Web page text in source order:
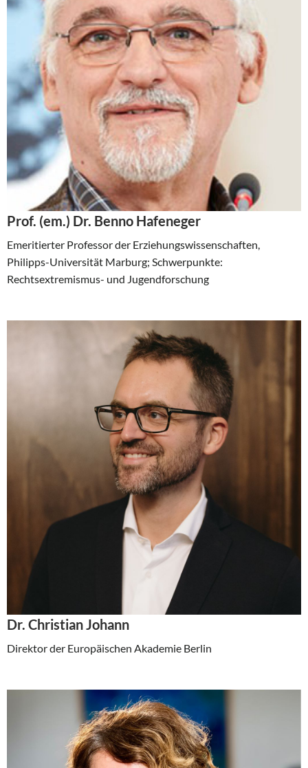
Prof. (em.) Dr. Benno Hafeneger
Emeritierter Professor der Erziehungswissenschaften,
Philipps-Universität Marburg; Schwerpunkte:
Rechtsextremismus- und Jugendforschung
Dr. Christian Johann
Direktor der Europäischen Akademie Berlin